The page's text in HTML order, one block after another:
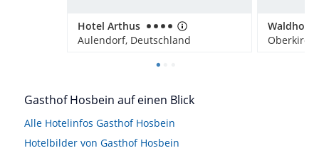
Hotel Arthus
Aulendorf, Deutschland
Gasthof Hosbein auf einen Blick
Alle Hotelinfos Gasthof Hosbein
Hotelbilder von Gasthof Hosbein